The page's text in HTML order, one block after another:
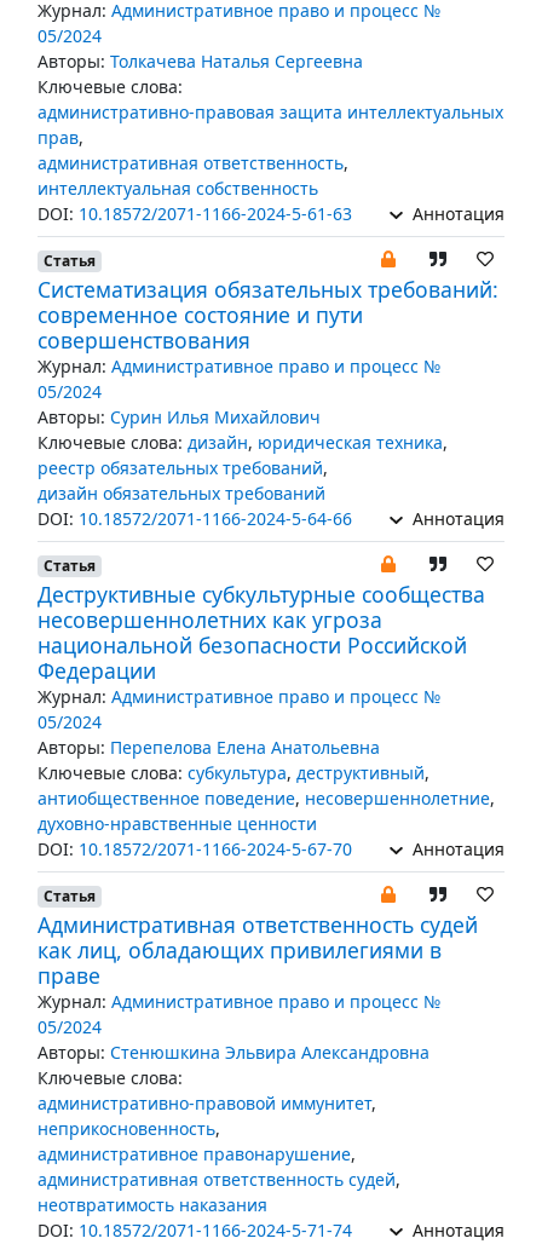
Журнал: Административное право и процесс №
05/2024
Авторы: Толкачева Наталья Сергеевна
Ключевые слова:
административно-правовая защита интеллектуальных
прав,
административная ответственность,
интеллектуальная собственность
DOI: 10.18572/2071-1166-2024-5-61-63 Аннотация
Статья
Систематизация обязательных требований:
современное состояние и пути
совершенствования
Журнал: Административное право и процесс №
05/2024
Авторы: Сурин Илья Михайлович
Ключевые слова: дизайн, юридическая техника,
реестр обязательных требований,
дизайн обязательных требований
DOI: 10.18572/2071-1166-2024-5-64-66 Аннотация
Статья
Деструктивные субкультурные сообщества
несовершеннолетних как угроза
национальной безопасности Российской
Федерации
Журнал: Административное право и процесс №
05/2024
Авторы: Перепелова Елена Анатольевна
Ключевые слова: субкультура, деструктивный,
антиобщественное поведение, несовершеннолетние,
духовно-нравственные ценности
DOI: 10.18572/2071-1166-2024-5-67-70 Аннотация
Статья
Административная ответственность судей
как лиц, обладающих привилегиями в
праве
Журнал: Административное право и процесс №
05/2024
Авторы: Стенюшкина Эльвира Александровна
Ключевые слова:
административно-правовой иммунитет,
неприкосновенность,
административное правонарушение,
административная ответственность судей,
неотвратимость наказания
DOI: 10.18572/2071-1166-2024-5-71-74 Аннотация